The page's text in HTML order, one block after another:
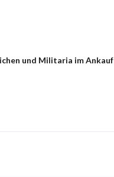
und Militaria im